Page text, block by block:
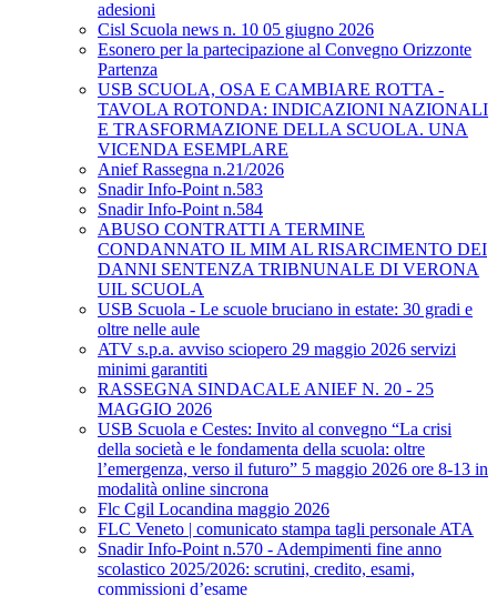
adesioni
Cisl Scuola news n. 10 05 giugno 2026
Esonero per la partecipazione al Convegno Orizzonte
Partenza
USB SCUOLA, OSA E CAMBIARE ROTTA -
TAVOLA ROTONDA: INDICAZIONI NAZIONALI
E TRASFORMAZIONE DELLA SCUOLA. UNA
VICENDA ESEMPLARE
Anief Rassegna n.21/2026
Snadir Info-Point n.583
Snadir Info-Point n.584
ABUSO CONTRATTI A TERMINE
CONDANNATO IL MIM AL RISARCIMENTO DEI
DANNI SENTENZA TRIBNUNALE DI VERONA
UIL SCUOLA
USB Scuola - Le scuole bruciano in estate: 30 gradi e
oltre nelle aule
ATV s.p.a. avviso sciopero 29 maggio 2026 servizi
minimi garantiti
RASSEGNA SINDACALE ANIEF N. 20 - 25
MAGGIO 2026
USB Scuola e Cestes: Invito al convegno “La crisi
della società e le fondamenta della scuola: oltre
l’emergenza, verso il futuro” 5 maggio 2026 ore 8-13 in
modalità online sincrona
Flc Cgil Locandina maggio 2026
FLC Veneto | comunicato stampa tagli personale ATA
Snadir Info-Point n.570 - Adempimenti fine anno
scolastico 2025/2026: scrutini, credito, esami,
commissioni d’esame